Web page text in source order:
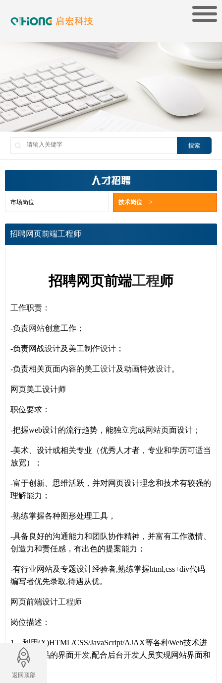
搜索
人才招聘
市场岗位 技术岗位 >
招聘网页前端工程师
招聘网页前端工程师
工作职责：
-负责网站创意工作；
-负责网战设计及美工制作设计 ；
-负责相关页面内容的美工设计及动画特效设计。
网页美工设计师
职位要求：
-把握web设计的流行趋势，能独立完成网站页面设计；
-美术、设计或相关专业（优秀人才者，专业和学历可适当
放宽）；
-富于创新、思维活跃，并对网页设计理念和技术有较强的
理解能力；
-熟练掌握各种图形处理工具，
-具备良好的沟通能力和团队协作精神，并富有工作激情、
创造力和责任感，有出色的提案能力；
-有行业网站及专题设计经验者,熟练掌握html,css+div代码
编写者优先录取,待遇从优。
网页前端设计工程师
岗位描述：
1、利用(X)HTML/CSS/JavaScript/AJAX等各种Web技术进
行网页产品的界面开发,配合后台开发人员实现网站界面和
功能；
返回顶部